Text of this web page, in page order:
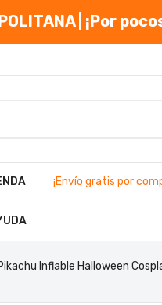
| ¡Por
¡Envío gratis por
Inflable Halloween